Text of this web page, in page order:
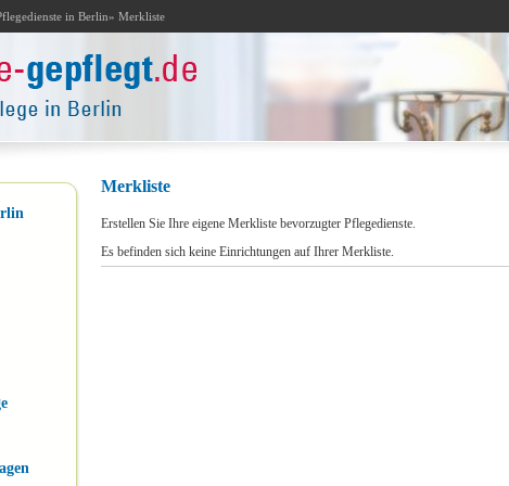
in Berlin» Merkliste
Merkliste
Erstellen Sie Ihre eigene Merkliste bevorzugter Pflegedienste.
Es befinden sich keine Einrichtungen auf Ihrer Merkliste.